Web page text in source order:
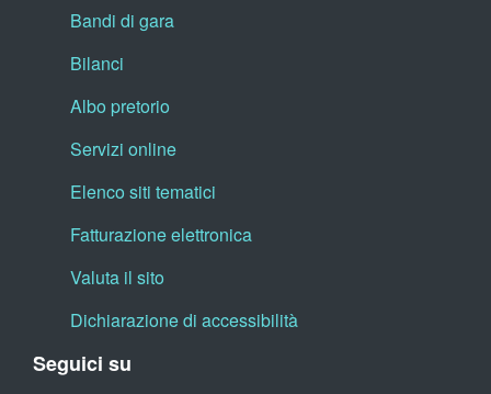
Bandi di gara
Bilanci
Albo pretorio
Servizi online
Elenco siti tematici
Fatturazione elettronica
Valuta il sito
Dichiarazione di accessibilità
Seguici su